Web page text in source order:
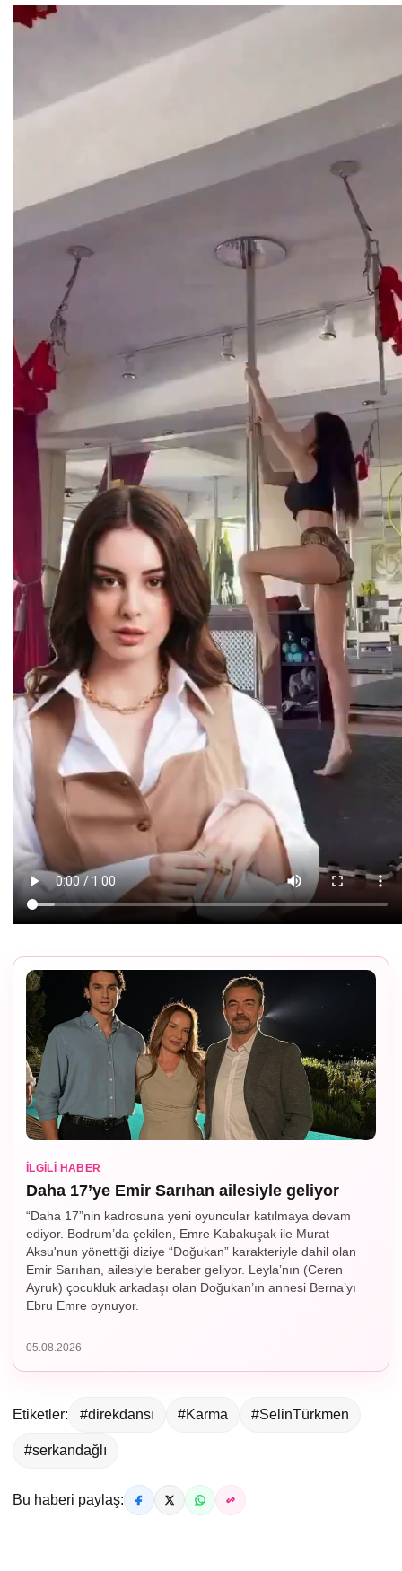
İLGILI HABER
Daha 17’ye Emir Sarıhan ailesiyle geliyor
“Daha 17”nin kadrosuna yeni oyuncular katılmaya devam
ediyor. Bodrum’da çekilen, Emre Kabakuşak ile Murat
Aksu'nun yönettiği diziye “Doğukan” karakteriyle dahil olan
Emir Sarıhan, ailesiyle beraber geliyor. Leyla’nın (Ceren
Ayruk) çocukluk arkadaşı olan Doğukan’ın annesi Berna’yı
Ebru Emre oynuyor.
05.08.2026
Etiketler: #direkdansı #Karma #SelinTürkmen
#serkandağlı
Bu haberi paylaş: